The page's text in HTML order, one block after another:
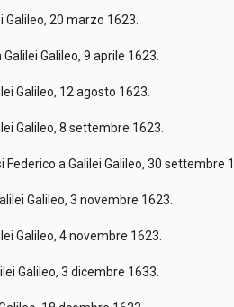
Galileo, 20 marzo 1623.
Galileo, 9 aprile 1623.
Galileo, 12 agosto 1623.
Galileo, 8 settembre 1623.
Federico a Galilei Galileo, 30 settembre
Galileo, 3 novembre 1623.
Galileo, 4 novembre 1623.
Galileo, 3 dicembre 1633.